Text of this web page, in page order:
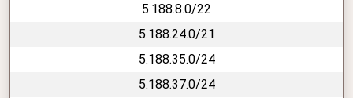
5.188.8.0/22
5.188.24.0/21
5.188.35.0/24
5.188.37.0/24